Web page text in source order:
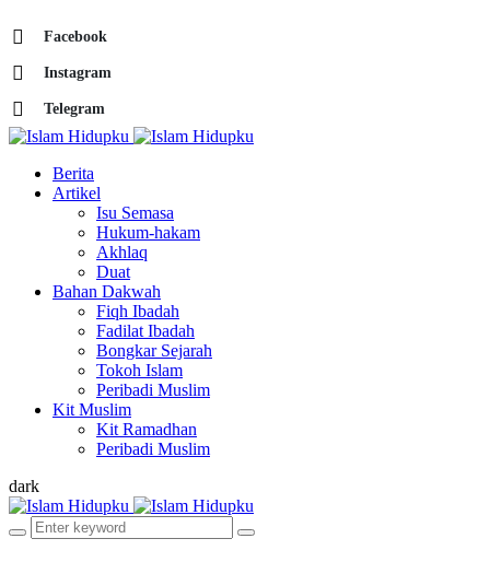
Facebook
Instagram
Telegram
Berita
Artikel
Isu Semasa
Hukum-hakam
Akhlaq
Duat
Bahan Dakwah
Fiqh Ibadah
Fadilat Ibadah
Bongkar Sejarah
Tokoh Islam
Peribadi Muslim
Kit Muslim
Kit Ramadhan
Peribadi Muslim
dark